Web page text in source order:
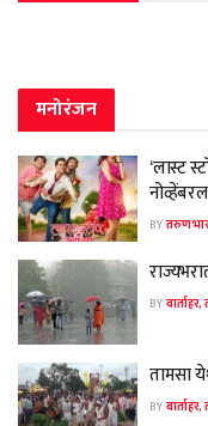
मनोरंजन
‘लास्ट
BYतरुण
BY
तामसा
BY